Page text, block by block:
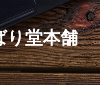
り堂本舗